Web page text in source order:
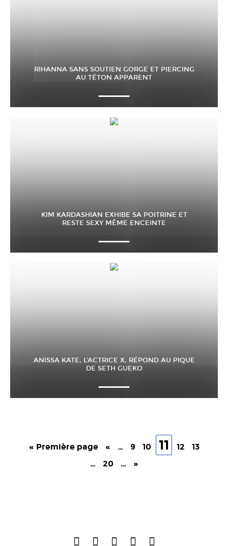
RIHANNA SANS SOUTIEN GORGE ET PIERCING
AU TÉTON APPARENT
KIM KARDASHIAN EXHIBE SA POITRINE ET
RESTE SEXY MÊME ENCEINTE
ANISSA KATE, L’ACTRICE X, RÉPOND AU PIQUE
DE SETH GUEKO
« Première page « … 9 10 11 12
13
…
20 … »